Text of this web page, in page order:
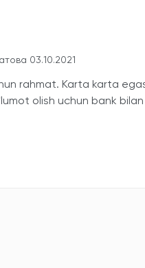
03.10.2021
rahmat. Karta karta
olish uchun bank